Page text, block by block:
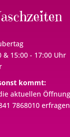
& 15:00 - 17:00 Uhr
kommt:
aktuellen
7868010